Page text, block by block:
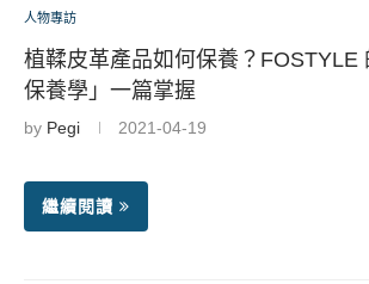
人物專訪
植鞣皮革產品如何保養？FOSTYLE
保養學」一篇掌握
by Pegi 2021-04-19
繼續閱讀